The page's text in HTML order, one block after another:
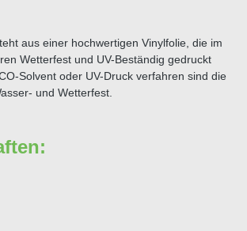
aus einer hochwertigen Vinylfolie, die im
Wetterfest und UV-Beständig gedruckt
Solvent oder UV-Druck verfahren sind die
und Wetterfest.